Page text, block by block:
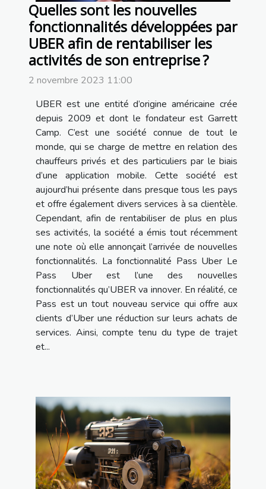
Quelles sont les nouvelles
fonctionnalités développées par
UBER afin de rentabiliser les
activités de son entreprise ?
2 novembre 2023 11:00
UBER est une entité d’origine américaine crée
depuis 2009 et dont le fondateur est Garrett
Camp. C’est une société connue de tout le
monde, qui se charge de mettre en relation des
chauffeurs privés et des particuliers par le biais
d’une application mobile. Cette société est
aujourd’hui présente dans presque tous les pays
et offre également divers services à sa clientèle.
Cependant, afin de rentabiliser de plus en plus
ses activités, la société a émis tout récemment
une note où elle annonçait l’arrivée de nouvelles
fonctionnalités. La fonctionnalité Pass Uber Le
Pass Uber est l’une des nouvelles
fonctionnalités qu’UBER va innover. En réalité, ce
Pass est un tout nouveau service qui offre aux
clients d’Uber une réduction sur leurs achats de
services. Ainsi, compte tenu du type de trajet
et...